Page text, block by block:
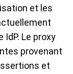
et les
IdP. Le proxy
provenant
et